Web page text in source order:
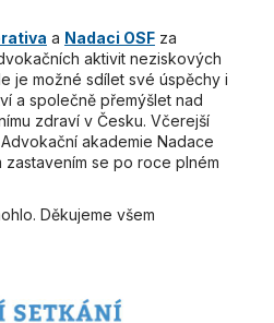
a Nadaci OSFza
aktivit neziskových
je možné sdílet své úspěchy i
a společně přemýšlet nad
zdraví v Česku. Včerejší
akademie Nadace
se po roce plném
Děkujeme všem